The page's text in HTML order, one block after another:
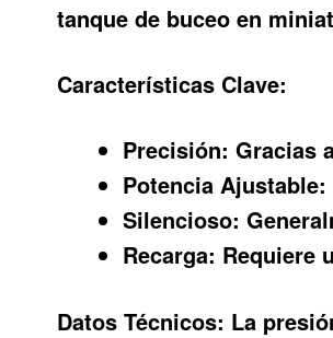
tanque de buceo en
Características Clave:
Precisión: Gracias
Potencia Ajustable:
Silencioso:
Recarga: Requiere
Datos Técnicos: La